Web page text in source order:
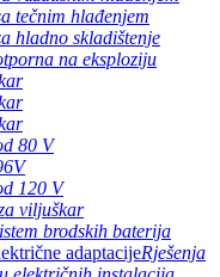
tečnim hlađenjem
hladno skladištenje
na eksploziju
80 V
120 V
viljuškar
brodskih baterija
Rješenja